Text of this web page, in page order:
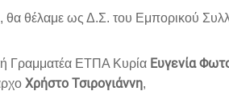
θα θέλαμε ως Δ.Σ. του Εμπορικού
Γραμματέα ΕΤΠΑ Κυρία Ευγενία
Χρήστο Τσιρογιάννη,